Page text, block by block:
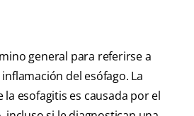
general para referirse a
del esófago. La
esofagitis es causada por el